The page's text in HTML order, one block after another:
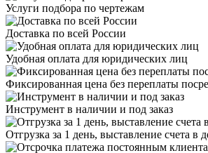
Услуги подбора по чертежам
Доставка по всей России
Удобная оплата для юридических лиц
Фиксированная цена без переплаты
Инструмент в наличии и под заказ
Отгрузка за 1 день, выставление счета в